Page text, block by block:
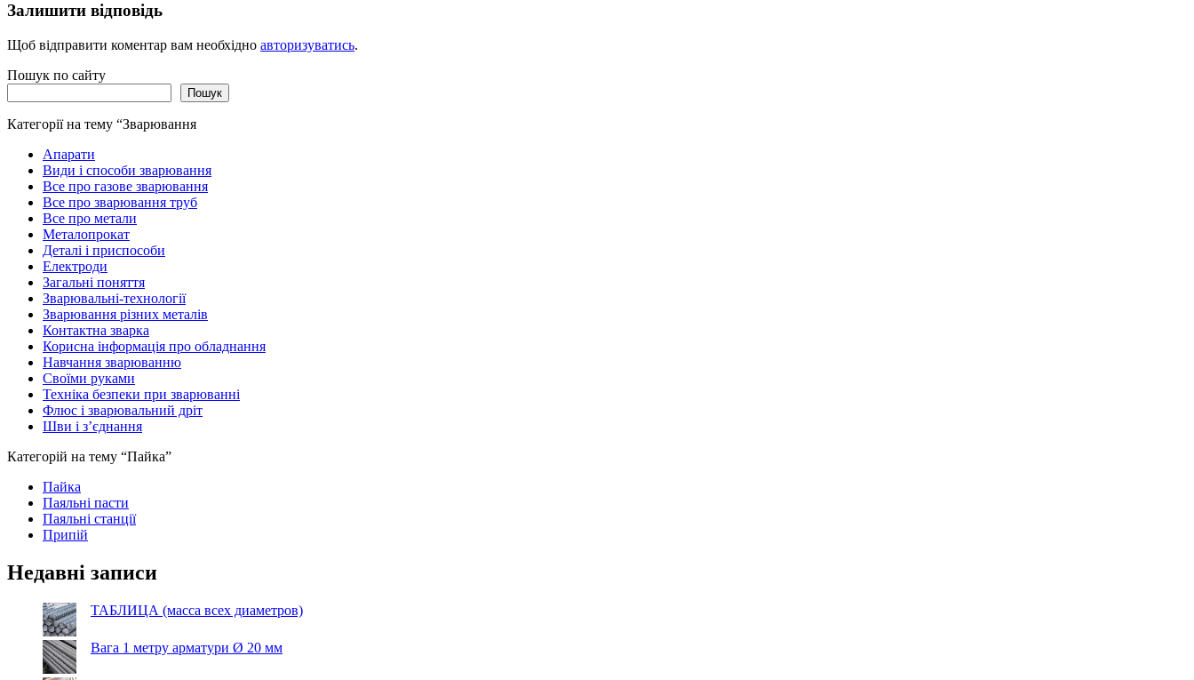
Залишити відповідь
Щоб відправити коментар вам необхідно авторизуватись.
Пошук по сайту
Пошук
Категорії на тему “Зварювання
Апарати
Види і способи зварювання
Все про газове зварювання
Все про зварювання труб
Все про метали
Металопрокат
Деталі і приспособи
Електроди
Загальні поняття
Зварювальні-технології
Зварювання різних металів
Контактна зварка
Корисна інформація про обладнання
Навчання зварюванню
Своїми руками
Техніка безпеки при зварюванні
Флюс і зварювальний дріт
Шви і з’єднання
Категорій на тему “Пайка”
Пайка
Паяльні пасти
Паяльні станції
Припій
Недавні записи
ТАБЛИЦА (масса всех диаметров)
Вага 1 метру арматури Ø 20 мм